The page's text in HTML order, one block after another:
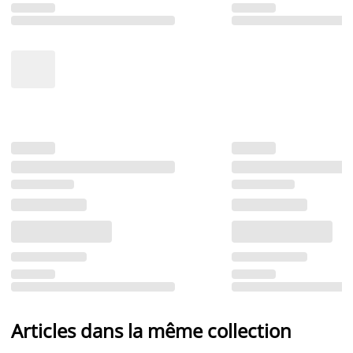
Articles dans la même collection